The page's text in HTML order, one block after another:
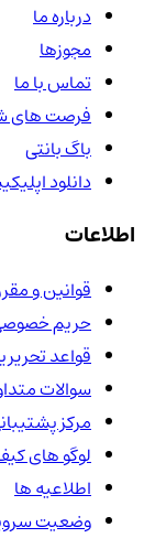
درباره ما
مجوزها
تماس با ما
فرصت های
باگ بانتی
دانلود
اطلاعات
قوانین و
حریم خصوصی
قواعد تحریریه
سوالات
مرکز
لوگو های
اطلاعیه ها
وضعیت